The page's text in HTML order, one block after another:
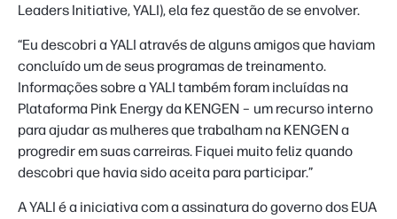
Leaders Initiative, YALI), ela fez questão de se envolver.
“Eu descobri a YALI através de alguns amigos que haviam
concluído um de seus programas de treinamento.
Informações sobre a YALI também foram incluídas na
Plataforma Pink Energy da KENGEN – um recurso interno
para ajudar as mulheres que trabalham na KENGEN a
progredir em suas carreiras. Fiquei muito feliz quando
descobri que havia sido aceita para participar.”
A YALI é a iniciativa com a assinatura do governo dos EUA